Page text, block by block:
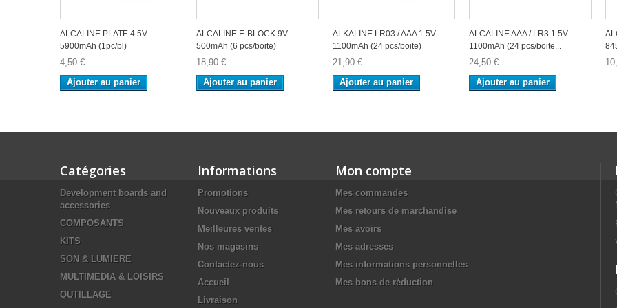
ALCALINE PLATE 4.5V-
5900mAh (1pc/bl)
4,50 €
Ajouter au panier
ALCALINE E-BLOCK 9V-
500mAh (6 pcs/boite)
18,90 €
Ajouter au panier
ALKALINE LR03 / AAA 1.5V-
1100mAh (24 pcs/boite)
21,90 €
Ajouter au panier
ALCALINE AAA / LR3 1.5V-
1100mAh (24 pcs/boite...
24,50 €
Ajouter au panier
Catégories
Development boards and
accessories
COMPOSANTS
KITS
SON & LUMIERE
MULTIMEDIA & LOISIRS
OUTILLAGE
Informations
Promotions
Nouveaux produits
Meilleures ventes
Nos magasins
Contactez-nous
Accueil
Livraison
Mon compte
Mes commandes
Mes retours de marchandise
Mes avoirs
Mes adresses
Mes informations personnelles
Mes bons de réduction